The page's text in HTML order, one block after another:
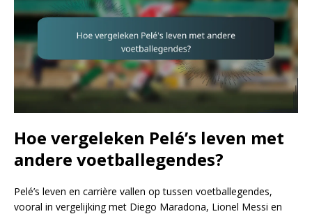
Hoe vergeleken Pelé’s leven met
andere voetballegendes?
Pelé’s leven en carrière vallen op tussen voetballegendes,
vooral in vergelijking met Diego Maradona, Lionel Messi en